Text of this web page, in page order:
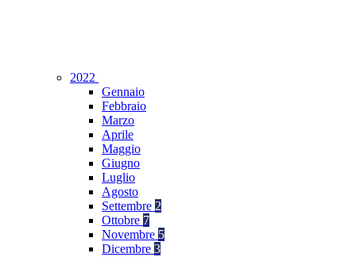
2022
Gennaio
Febbraio
Marzo
Aprile
Maggio
Giugno
Luglio
Agosto
Settembre 2
Ottobre 7
Novembre 5
Dicembre 3